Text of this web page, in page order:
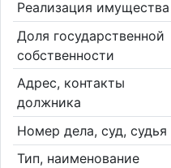
Реализация имущества
Доля государственной
собственности
Адрес, контакты
должника
Номер дела, суд, судья
Тип, наименование